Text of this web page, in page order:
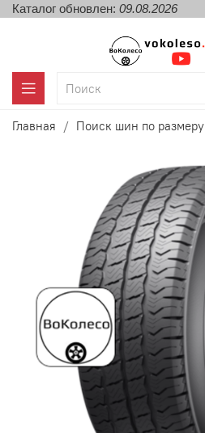
Каталог обновлен: 09.08.2026
Главная Поиск шин по размеру